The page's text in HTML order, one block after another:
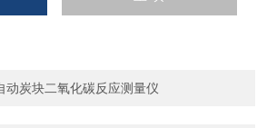
动炭块二氧化碳反应测量仪